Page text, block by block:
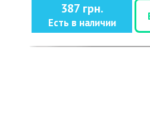
387 грн.
Есть в наличии